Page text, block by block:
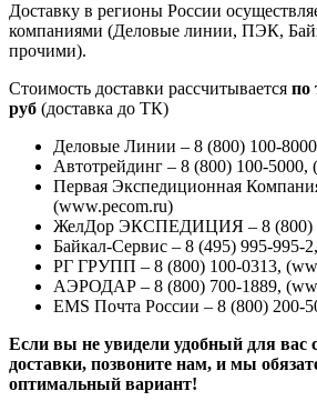
Доставку в регионы России
компаниями (Деловые линии, ПЭК,
прочими).
Стоимость доставки рассчитывается по
руб (доставка до ТК)
Деловые Линии – 8 (800) 100-
Автотрейдинг – 8 (800) 100-5000,
Первая Экспедиционная
(www.pecom.ru)
ЖелДор ЭКСПЕДИЦИЯ – 8 (800)
Байкал-Сервис – 8 (495) 995-995-
РГ ГРУПП – 8 (800) 100-0313,
АЭРОДАР – 8 (800) 700-1889,
EMS Почта России – 8 (800) 200-
Если вы не увидели удобный для вас
доставки, позвоните нам, и мы
оптимальный вариант!